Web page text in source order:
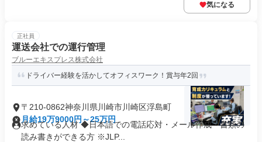
気になる
正社員
運送会社での運行管理
ブルーエキスプレス株式会社
ドライバー経験を活かしてオフィスワーク！賞与年2回
〒210-0862神奈川県川崎市川崎区浮島町
月給19万9000円～25万円
求めている人材 ◆日本語での電話応対・メール作成・書類の
読み書きができる方 ※JLP...